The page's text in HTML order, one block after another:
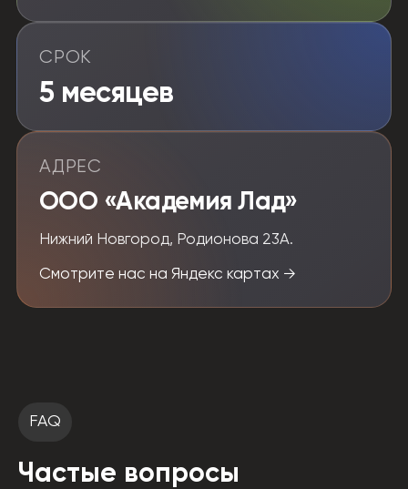
СРОК
5 месяцев
АДРЕС
ООО «Академия Лад»
Нижний Новгород, Родионова 23А.
Смотрите нас на Яндекс картах →
FAQ
Частые вопросы